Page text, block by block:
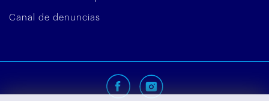
Canal de denuncias